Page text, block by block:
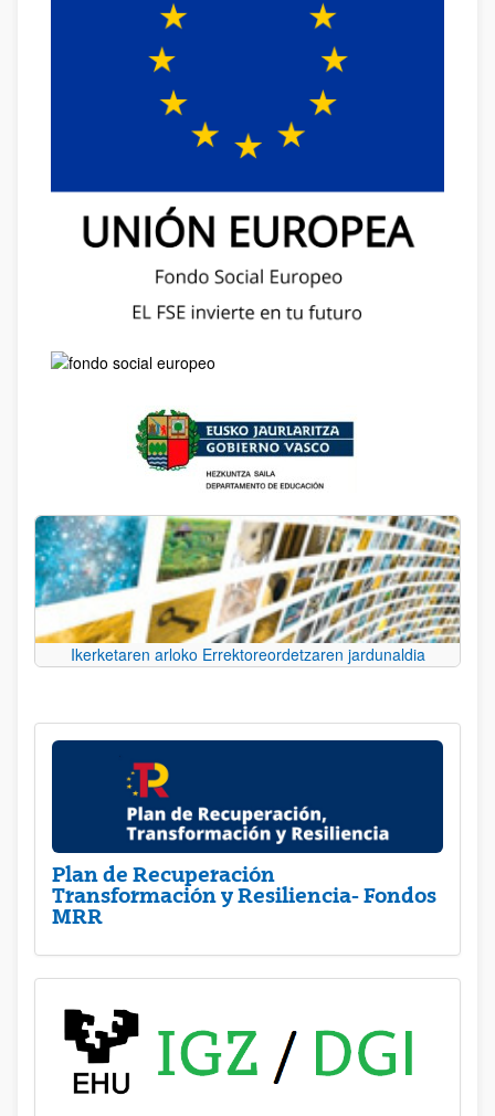
Ikerketaren arloko Errektoreordetzaren jardunaldia
Plan de Recuperación
Transformación y Resiliencia- Fondos
MRR